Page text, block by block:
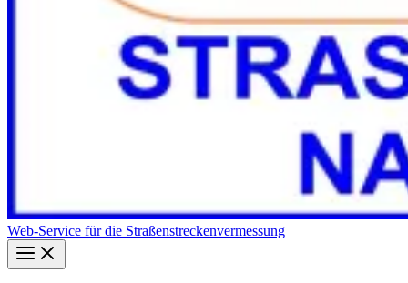
Web-Service für die Straßenstreckenvermessung